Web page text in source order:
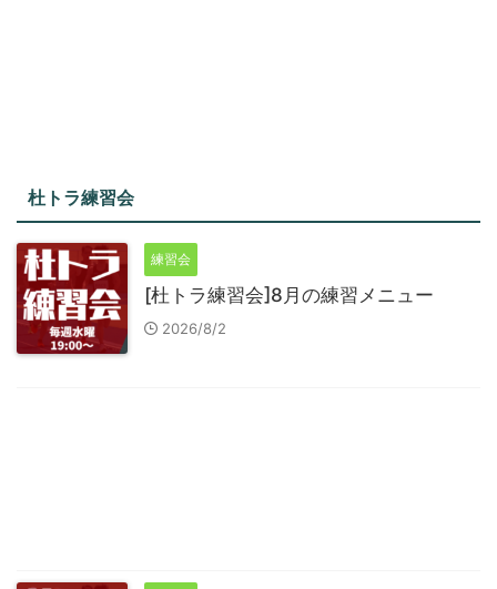
杜トラ練習会
練習会
[杜トラ練習会]8月の練習メニュー
2026/8/2